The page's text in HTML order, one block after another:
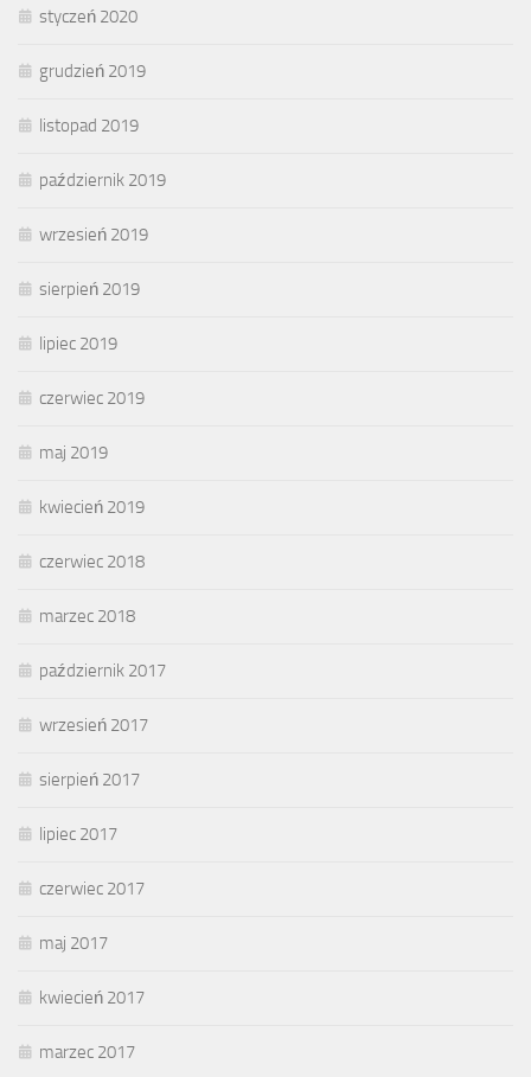
styczeń 2020
grudzień 2019
listopad 2019
październik 2019
wrzesień 2019
sierpień 2019
lipiec 2019
czerwiec 2019
maj 2019
kwiecień 2019
czerwiec 2018
marzec 2018
październik 2017
wrzesień 2017
sierpień 2017
lipiec 2017
czerwiec 2017
maj 2017
kwiecień 2017
marzec 2017